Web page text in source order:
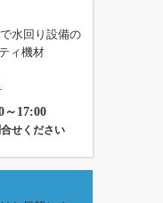
17:00
せください